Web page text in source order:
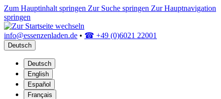
Zum Hauptinhalt springen Zur Suche springen Zur Hauptnavigation
springen
info@essenzenladen.de • ☎ +49 (0)6021 22001
Deutsch
Deutsch
English
Español
Français